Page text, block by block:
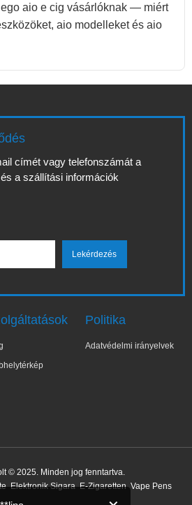
aio e cig vásárlóknak — miért
aio modelleket és aio
címét vagy telefonszámát a
a szállítási információk
Politika
Adatvédelmi irányelvek
© 2025. Minden jog fenntartva.
Elektronik Sigara E-Zigaretten Vape Pens
vásárolt